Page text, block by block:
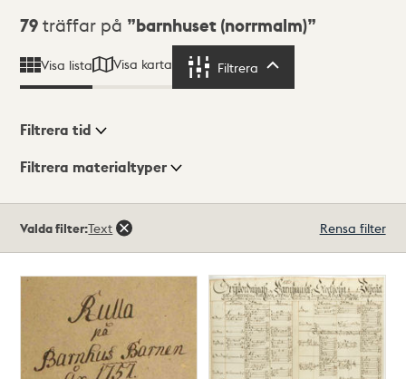
Sökresultat
79 träffar på barnhuset (norrmalm)
Visa lista Visa karta Filtrera
Visningsläge
Filtrera tid
Filtrera materialtyper
träffar
Valda filter:Text Rensa filter